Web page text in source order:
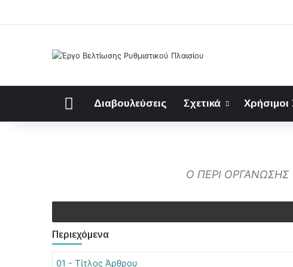
ΑρχικήΔιαβουλεύσεις Σχετικά Χρήσιμοι
Ο ΠΕΡΙ
Περιεχόμενα
01 - Τίτλος Άρθρου